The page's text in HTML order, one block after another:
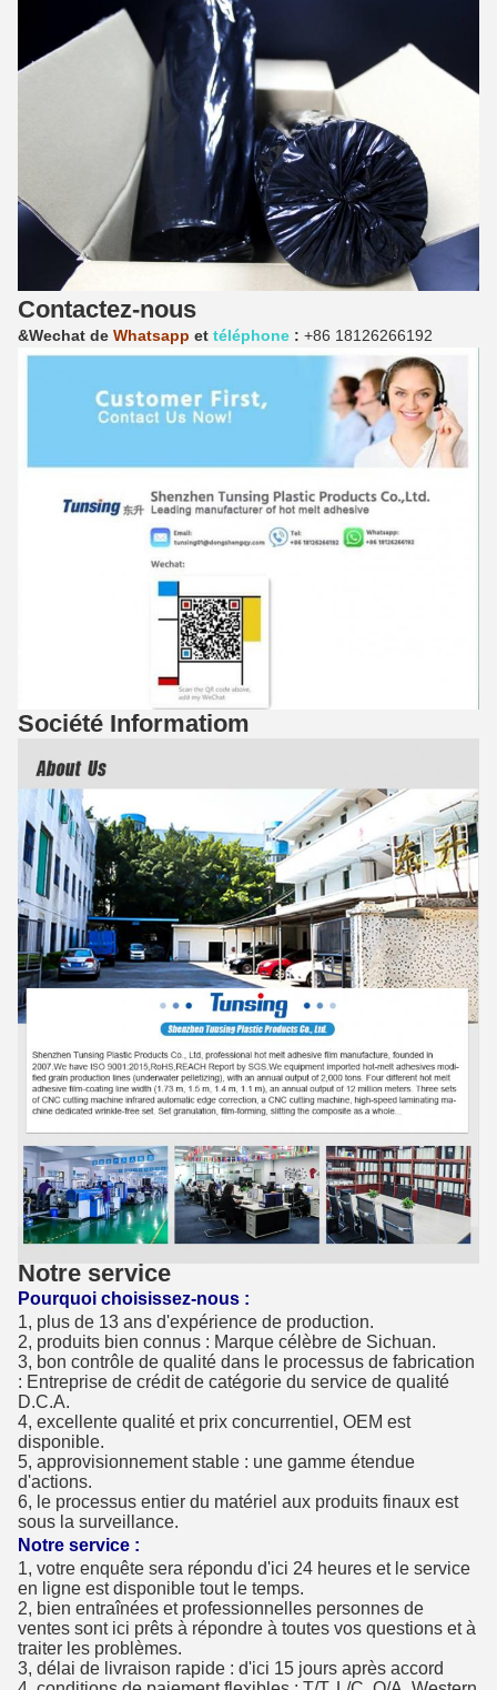
Contactez-nous
&Wechat de Whatsapp et téléphone : +86 18126266192
Société Informatiom
Notre service
Pourquoi choisissez-nous :
1, plus de 13 ans d'expérience de production.
2, produits bien connus : Marque célèbre de Sichuan.
3, bon contrôle de qualité dans le processus de fabrication
: Entreprise de crédit de catégorie du service de qualité
D.C.A.
4, excellente qualité et prix concurrentiel, OEM est
disponible.
5, approvisionnement stable : une gamme étendue
d'actions.
6, le processus entier du matériel aux produits finaux est
sous la surveillance.
Notre service :
1, votre enquête sera répondu d'ici 24 heures et le service
en ligne est disponible tout le temps.
2, bien entraînées et professionnelles personnes de
ventes sont ici prêts à répondre à toutes vos questions et à
traiter les problèmes.
3, délai de livraison rapide : d'ici 15 jours après accord